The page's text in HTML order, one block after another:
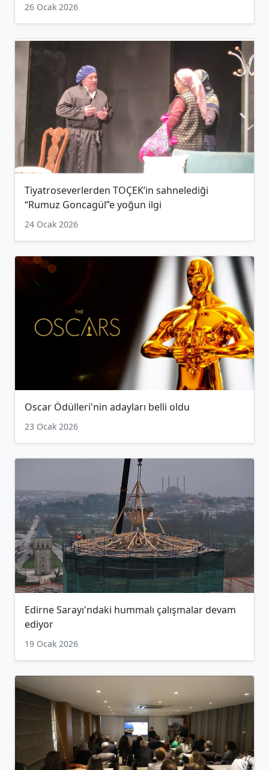
26 Ocak 2026
Tiyatroseverlerden TOÇEK’in sahnelediği
“Rumuz Goncagül”e yoğun ilgi
24 Ocak 2026
Oscar Ödülleri'nin adayları belli oldu
23 Ocak 2026
Edirne Sarayı'ndaki hummalı çalışmalar devam
ediyor
19 Ocak 2026